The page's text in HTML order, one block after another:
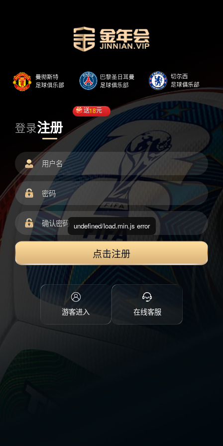
登录注册
送18元
点击注册
游客进入 在线客服
undefined/load.min.js error